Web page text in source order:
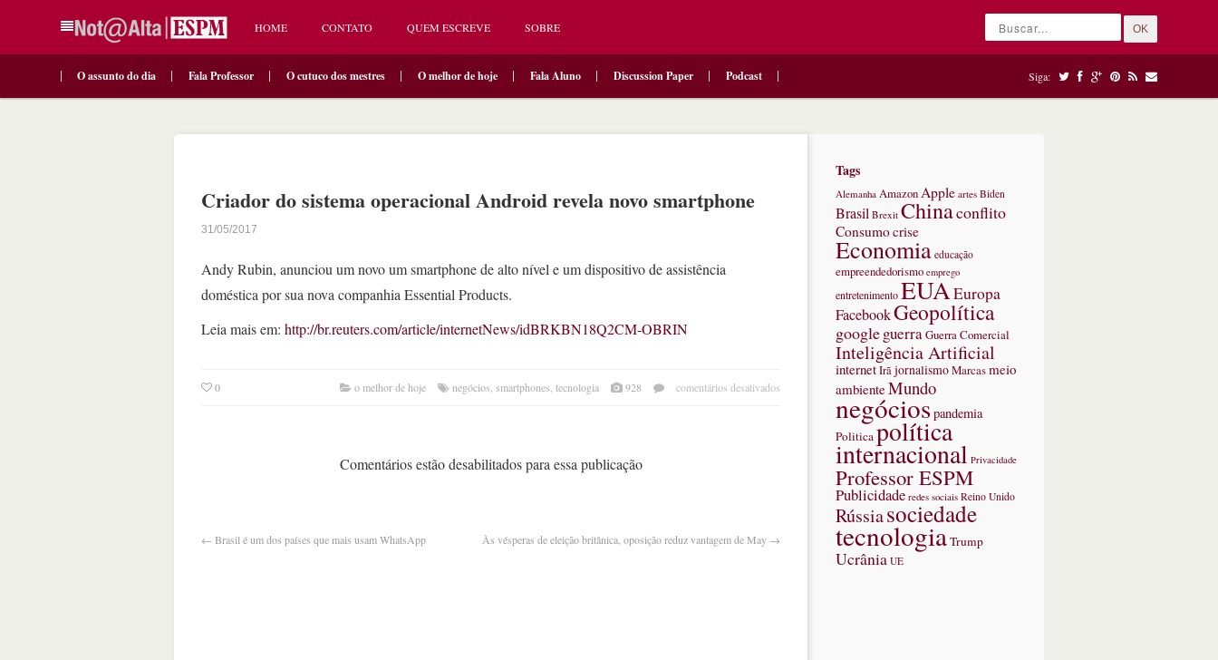
HOME CONTATO QUEM ESCREVE SOBRE OK
O assunto do dia Fala Professor O cutuco dos mestres O melhor de hoje Fala Aluno Discussion Paper Podcast Siga:
Criador do sistema operacional Android revela novo smartphone
31/05/2017
Andy Rubin, anunciou um novo um smartphone de alto nível e um dispositivo de assistência
doméstica por sua nova companhia Essential Products.
Leia mais em: http://br.reuters.com/article/internetNews/idBRKBN18Q2CM-OBRIN
0 o melhor de hoje negócios smartphones tecnologia 928 comentários desativados
operacional
smartphone
Comentários estão desabilitados para essa publicação
← Brasil é um dos países que mais usam WhatsApp Às vésperas de eleição britânica, oposição reduz vantagem de May →
Tags
Alemanha Amazon Apple artes Biden
Brasil Brexit Chinaconflito
Consumocrise
Economia educação
empreendedorismo emprego
entretenimentoEUAEuropa
FacebookGeopolítica
googleguerraGuerra Comercial
Inteligência Artificial
internetIrãjornalismoMarcasmeio
ambienteMundo
negóciospandemia
Politicapolítica
internacional Privacidade
Professor ESPM
Publicidade redes sociais Reino Unido
Rússiasociedade
tecnologiaTrump
Ucrânia UE